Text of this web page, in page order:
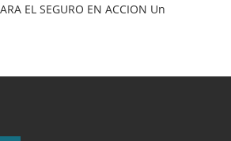
EL SEGURO EN ACCION Un